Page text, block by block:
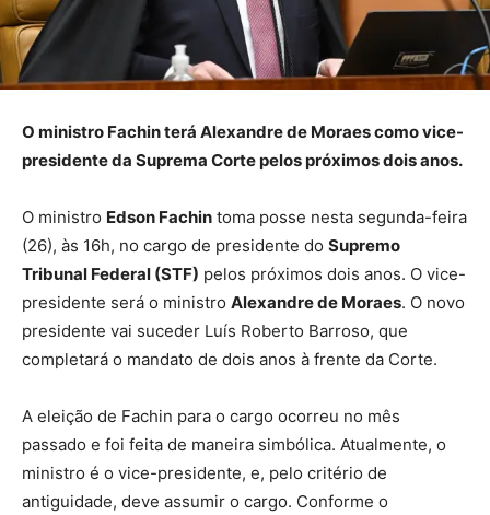
O ministro Fachin terá Alexandre de Moraes como vice-
presidente da Suprema Corte pelos próximos dois anos.
O ministro Edson Fachin toma posse nesta segunda-feira
(26), às 16h, no cargo de presidente do Supremo
Tribunal Federal (STF) pelos próximos dois anos. O vice-
presidente será o ministro Alexandre de Moraes. O novo
presidente vai suceder Luís Roberto Barroso, que
completará o mandato de dois anos à frente da Corte.
A eleição de Fachin para o cargo ocorreu no mês
passado e foi feita de maneira simbólica. Atualmente, o
ministro é o vice-presidente, e, pelo critério de
antiguidade, deve assumir o cargo. Conforme o